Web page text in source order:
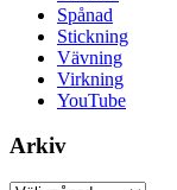
Spånad
Stickning
Vävning
Virkning
YouTube
Arkiv